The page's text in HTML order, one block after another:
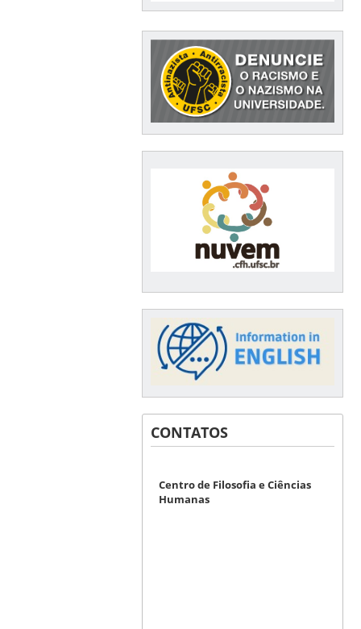
CONTATOS
Centro de Filosofia e Ciências
Humanas